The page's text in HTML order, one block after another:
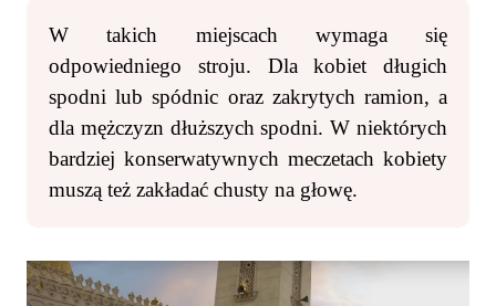
W takich miejscach wymaga się
odpowiedniego stroju. Dla kobiet długich
spodni lub spódnic oraz zakrytych ramion, a
dla mężczyzn dłuższych spodni. W niektórych
bardziej konserwatywnych meczetach kobiety
muszą też zakładać chusty na głowę.